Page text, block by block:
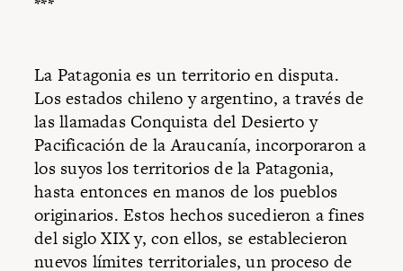
La Patagonia es un territorio en disputa.
Los estados chileno y argentino, a través de
las llamadas Conquista del Desierto y
Pacificación de la Araucanía, incorporaron a
los suyos los territorios de la Patagonia,
hasta entonces en manos de los pueblos
originarios. Estos hechos sucedieron a fines
del siglo XIX y, con ellos, se establecieron
nuevos límites territoriales, un proceso de